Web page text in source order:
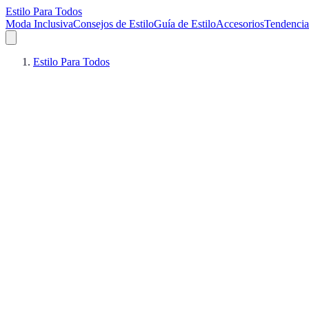
Estilo Para Todos
Moda InclusivaConsejos de EstiloGuía de EstiloAccesorios
Estilo Para Todos